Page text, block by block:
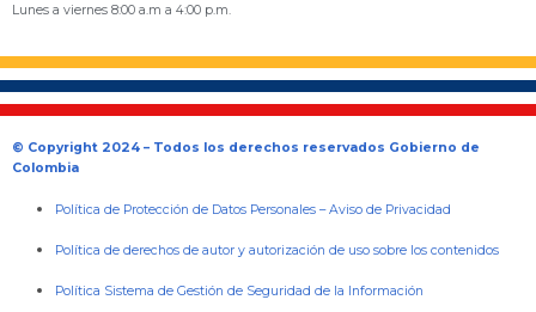
Lunes a viernes 8:00 a.m a 4:00 p.m.
© Copyright 2024 – Todos los derechos reservados Gobierno de
Colombia
Política de Protección de Datos Personales –Aviso de Privacidad
Política de derechos de autor y autorización de uso sobre los contenidos
Política Sistema de Gestión de Seguridad de la Información